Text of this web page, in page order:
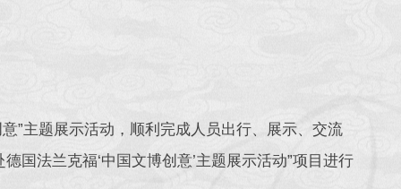
主题展示活动，顺利完成人员出行、展示、交流
国法兰克福‘中国文博创意’主题展示活动”项目进行